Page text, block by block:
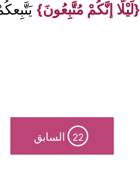
{لَيْلًا إنَّكُمْ مُتَّبِعُونَ}
22 السابق